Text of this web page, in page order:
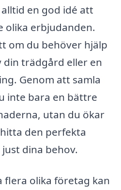
en god idé att
olika erbjudanden.
om du behöver hjälp
din trädgård eller en
Genom att samla
inte bara en bättre
utan du ökar
den perfekta
dina behov.
flera olika företag kan